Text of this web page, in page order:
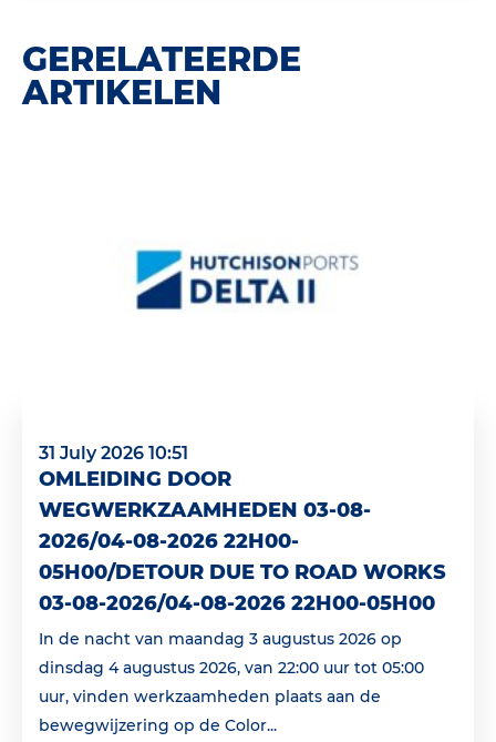
GERELATEERDE
ARTIKELEN
31 July 2026 10:51
OMLEIDING DOOR
WEGWERKZAAMHEDEN 03-08-
2026/04-08-2026 22H00-
05H00/DETOUR DUE TO ROAD WORKS
03-08-2026/04-08-2026 22H00-05H00
In de nacht van maandag 3 augustus 2026 op
dinsdag 4 augustus 2026, van 22:00 uur tot 05:00
uur, vinden werkzaamheden plaats aan de
bewegwijzering op de Color...